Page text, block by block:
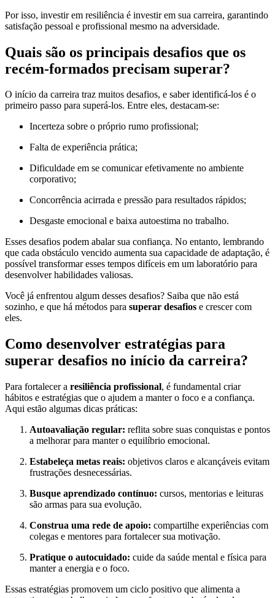
Por isso, investir em resiliência é investir em sua carreira, garantindo
satisfação pessoal e profissional mesmo na adversidade.
Quais são os principais desafios que os
recém-formados precisam superar?
O início da carreira traz muitos desafios, e saber identificá-los é o
primeiro passo para superá-los. Entre eles, destacam-se:
Incerteza sobre o próprio rumo profissional;
Falta de experiência prática;
Dificuldade em se comunicar efetivamente no ambiente
corporativo;
Concorrência acirrada e pressão para resultados rápidos;
Desgaste emocional e baixa autoestima no trabalho.
Esses desafios podem abalar sua confiança. No entanto, lembrando
que cada obstáculo vencido aumenta sua capacidade de adaptação, é
possível transformar esses tempos difíceis em um laboratório para
desenvolver habilidades valiosas.
Você já enfrentou algum desses desafios? Saiba que não está
sozinho, e que há métodos para superar desafios e crescer com
eles.
Como desenvolver estratégias para
superar desafios no início da carreira?
Para fortalecer a resiliência profissional, é fundamental criar
hábitos e estratégias que o ajudem a manter o foco e a confiança.
Aqui estão algumas dicas práticas:
Autoavaliação regular: reflita sobre suas conquistas e pontos
a melhorar para manter o equilíbrio emocional.
Estabeleça metas reais: objetivos claros e alcançáveis evitam
frustrações desnecessárias.
Busque aprendizado contínuo: cursos, mentorias e leituras
são armas para sua evolução.
Construa uma rede de apoio: compartilhe experiências com
colegas e mentores para fortalecer sua motivação.
Pratique o autocuidado: cuide da saúde mental e física para
manter a energia e o foco.
Essas estratégias promovem um ciclo positivo que alimenta a